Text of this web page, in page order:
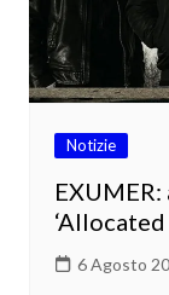
Notizie
‘Allocated
6 Agosto